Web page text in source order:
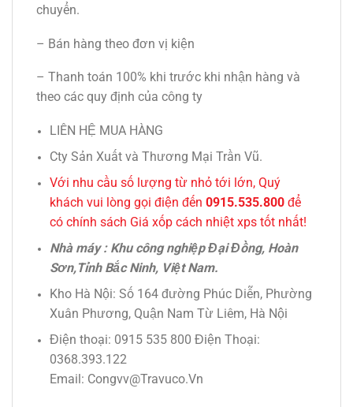
chuyển.
– Bán hàng theo đơn vị kiện
– Thanh toán 100% khi trước khi nhận hàng và
theo các quy định của công ty
LIÊN HỆ MUA HÀNG
Cty Sản Xuất và Thương Mại Trần Vũ.
Với nhu cầu số lượng từ nhỏ tới lớn, Quý
khách vui lòng gọi điện đến0915.535.800 để
có chính sách Giá xốp cách nhiệt xps tốt nhất!
Nhà máy : Khu công nghiệp Đại Đồng, Hoàn
Sơn,Tỉnh Bắc Ninh, Việt Nam.
Kho Hà Nội: Số 164 đường Phúc Diễn, Phường
Xuân Phương, Quận Nam Từ Liêm, Hà Nội
Điện thoại: 0915 535 800 Điện Thoại:
0368.393.122
Email: Congvv@Travuco.Vn